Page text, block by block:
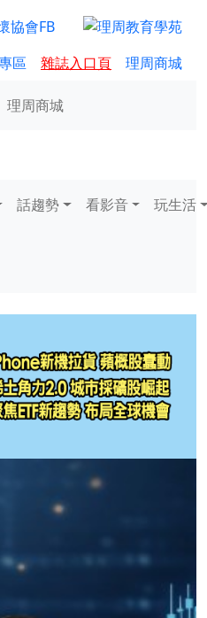
區 雜誌入口頁 理周商城
理周商城
話趨勢 看影音 玩生活